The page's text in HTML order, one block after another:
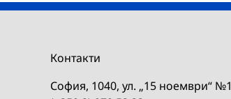
Контакти
София, 1040, ул. „15 ноември“ №1